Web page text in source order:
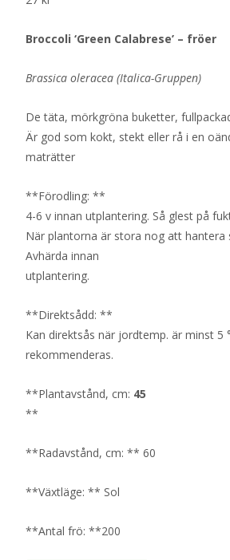
Broccoli ‘Green Calabrese’ – fröer
Brassica oleracea (Italica-Gruppen)
De täta, mörkgröna buketter,
Är god som kokt, stekt eller rå i en
maträtter
**Förodling: **
4-6 v innan utplantering. Så glest på
När plantorna är stora nog att hantera
Avhärda innan
utplantering.
**Direktsådd: **
Kan direktsås när jordtemp. är minst 5
rekommenderas.
**Plantavstånd, cm: 45
**
**Radavstånd, cm: ** 60
**Växtläge: ** Sol
**Antal frö: **200